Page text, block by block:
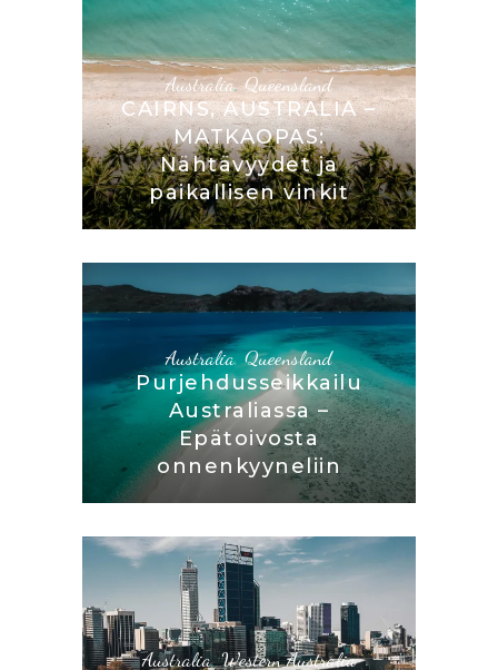
Australia,Queensland
CAIRNS, AUSTRALIA –
MATKAOPAS:
Nähtävyydet ja
paikallisen vinkit
Australia,Queensland
Purjehdusseikkailu
Australiassa –
Epätoivosta
onnenkyyneliin
Australia,Western Australia